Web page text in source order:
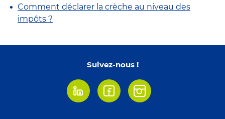
Comment déclarer la crèche au niveau des
impôts ?
Suivez-nous !
LinkedinFacebookInstagram